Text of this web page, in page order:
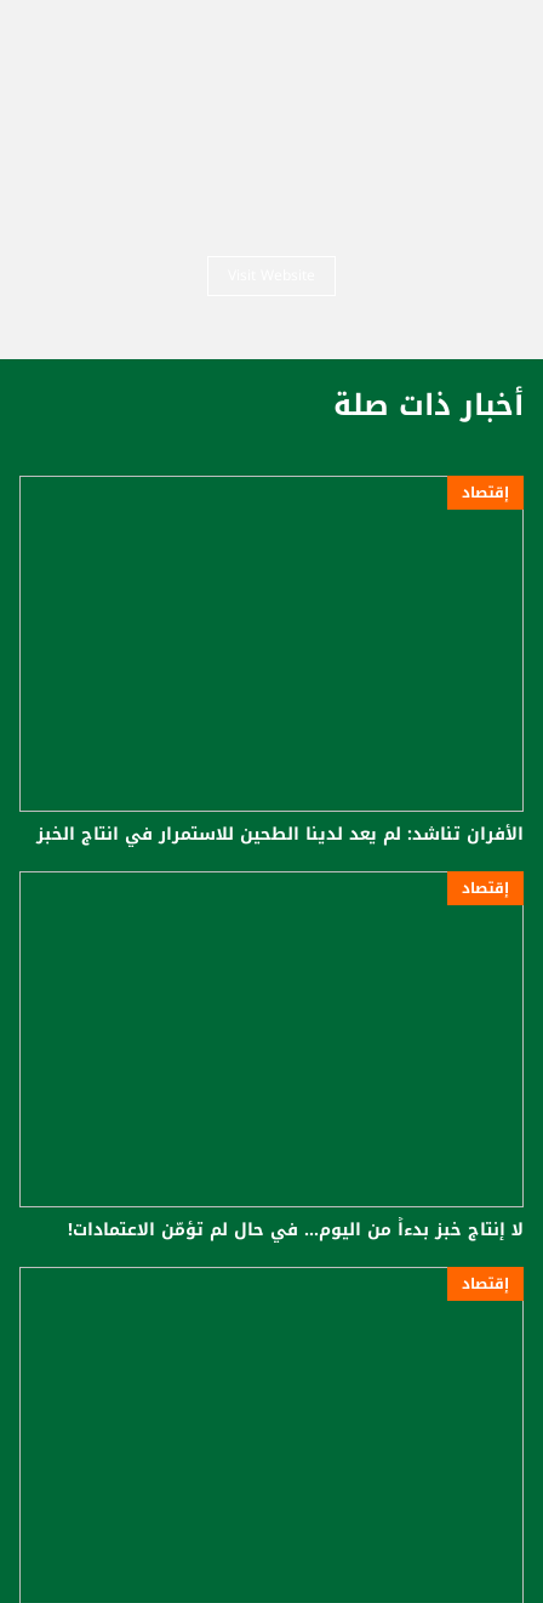
أخبار ذات صلة
إقتصاد
الأفران تناشد: لم يعد لدينا الطحين للاستمرار في انتاج الخبز
إقتصاد
لا إنتاج خبز بدءاً من اليوم... في حال لم تؤمّن الاعتمادات!
إقتصاد